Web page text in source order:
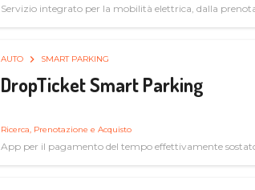
Servizio integrato per la mobilità elettrica, dalla
AUTO SMART PARKING
DropTicket Smart Parking
Ricerca, Prenotazione e Acquisto
App per il pagamento del tempo effettivamente